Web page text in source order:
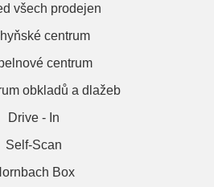
všech prodejen
centrum
centrum
obkladů a dlažeb
Drive - In
Self-Scan
Box